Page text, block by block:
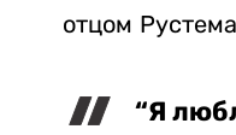
отцом
“Я